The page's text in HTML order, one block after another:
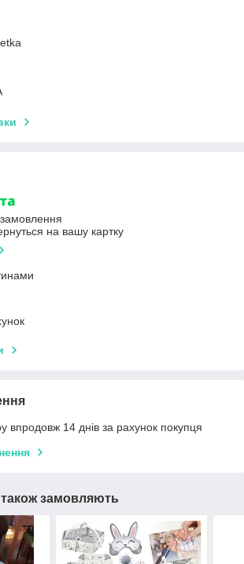
на вашу картку
впродовж 14 днів за рахунок покупця
замовляють